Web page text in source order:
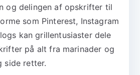
og delingen af opskrifter til
som Pinterest, Instagram
kan grillentusiaster dele
på alt fra marinader og
side retter.